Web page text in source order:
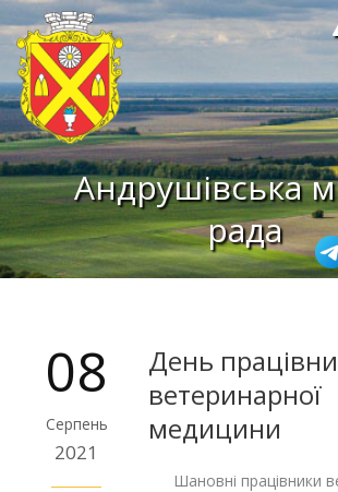
Андрушівська
рада
08
Серпень
2021
День
ветеринарної
медицини
Шановні працівники